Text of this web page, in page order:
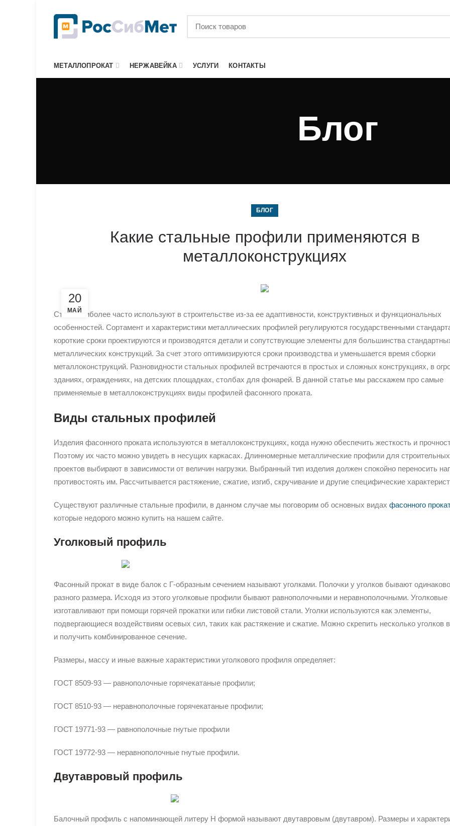
МЕТАЛЛОПРОКАТ НЕРЖАВЕЙКА УСЛУГИ КОНТАКТЫ
Блог
БЛОГ
Какие стальные профили применяются в
металлоконструкциях
20
МАЙ
Сталь наиболее часто используют в строительстве из-за ее адаптивности, конструктивных и функциональных
особенностей. Сортамент и характеристики металлических профилей регулируются государственными
короткие сроки проектируются и производятся детали и сопутствующие элементы для большинства
металлических конструкций. За счет этого оптимизируются сроки производства и уменьшается время сборки
металлоконструкций. Разновидности стальных профилей встречаются в простых и сложных конструкциях, в
зданиях, ограждениях, на детских площадках, столбах для фонарей. В данной статье мы расскажем про самые
применяемые в металлоконструкциях виды профилей фасонного проката.
Виды стальных профилей
Изделия фасонного проката используются в металлоконструкциях, когда нужно обеспечить жесткость и
Поэтому их часто можно увидеть в несущих каркасах. Длинномерные металлические профили для строительных
проектов выбирают в зависимости от величин нагрузки. Выбранный тип изделия должен спокойно переносить
противостоять им. Рассчитывается растяжение, сжатие, изгиб, скручивание и другие специфические
Существуют различные стальные профили, в данном случае мы поговорим об основных видах фасонного
которые недорого можно купить на нашем сайте.
Уголковый профиль
Фасонный прокат в виде балок с Г-образным сечением называют уголками. Полочки у уголков бывают
разного размера. Исходя из этого уголковые профили бывают равнополочными и неравнополочными. Уголковые
изготавливают при помощи горячей прокатки или гибки листовой стали. Уголки используются как элементы,
подвергающиеся воздействиям осевых сил, таких как растяжение и сжатие. Можно скрепить несколько уголков
и получить комбинированное сечение.
Размеры, массу и иные важные характеристики уголкового профиля определяет:
ГОСТ 8509-93 — равнополочные горячекатаные профили;
ГОСТ 8510-93 — неравнополочные горячекатаные профили;
ГОСТ 19771-93 — равнополочные гнутые профили
ГОСТ 19772-93 — неравнополочные гнутые профили.
Двутавровый профиль
Балочный профиль с напоминающей литеру Н формой называют двутавровым (двутавром). Размеры и